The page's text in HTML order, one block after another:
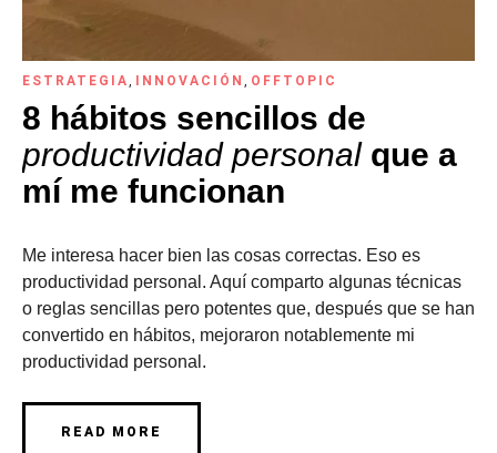
ESTRATEGIA, INNOVACIÓN , OFFTOPIC
8 hábitos sencillos de
productividad personalque a
mí me funcionan
Me interesa hacer bien las cosas correctas. Eso es
productividad personal. Aquí comparto algunas técnicas
o reglas sencillas pero potentes que, después que se han
convertido en hábitos, mejoraron notablemente mi
productividad personal.
READ MORE